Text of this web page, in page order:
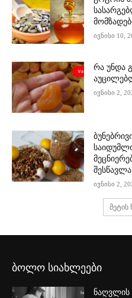
ივნისი 10,
რა უნდა
ივნისი 2,
შესწავლა
ივნისი 2,
მეტის
ბოლო სიახლეები
ნაღვლის